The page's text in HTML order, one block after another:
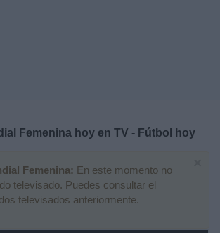
Femenina hoy en TV - Fútbol hoy
Femenina: En este momento no
televisado. Puedes consultar el
televisados anteriormente.